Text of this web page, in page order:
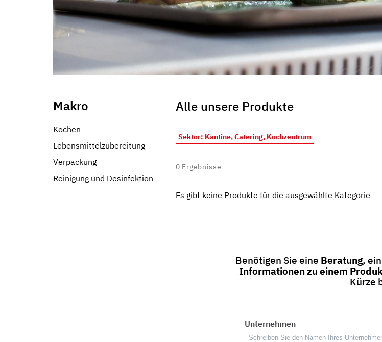
Makro
Kochen
Lebensmittelzubereitung
Verpackung
Reinigung und Desinfektion
Alle unsere Produkte
Sektor: Kantine, Catering, Kochzentrum
0 Ergebnisse
Es gibt keine Produkte für die ausgewählte Kategorie
Benötigen Sie eine Beratung, ein
Informationen zu einem
Kürze
Unternehmen